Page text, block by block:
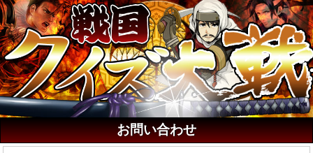
お問い合わせ